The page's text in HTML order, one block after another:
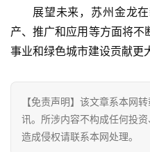
展望未来，苏州金龙
产、推广和应用等方面将
事业和绿色城市建设贡献更
【免责声明】该文章系本网
讯。所涉内容不构成任何投
造成侵权请联系本网处理。